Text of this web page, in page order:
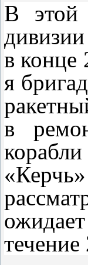
В этой
в конце
я
в